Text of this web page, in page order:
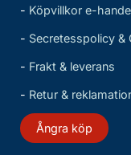
- Köpvillkor e-
- Secretesspolicy &
- Frakt & leverans
- Retur &
Ångra köp